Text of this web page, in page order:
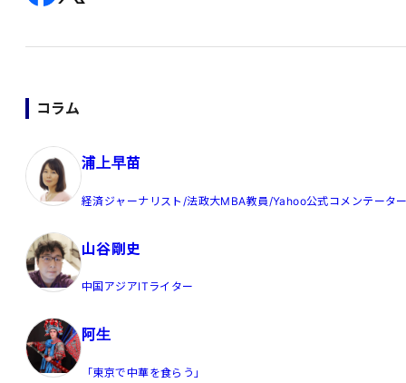
コラム
浦上早苗
経済ジャーナリスト/法政大MBA教員/Yahoo公式コメンテータ
山谷剛史
中国アジアITライター
阿生
「東京で中華を食らう」